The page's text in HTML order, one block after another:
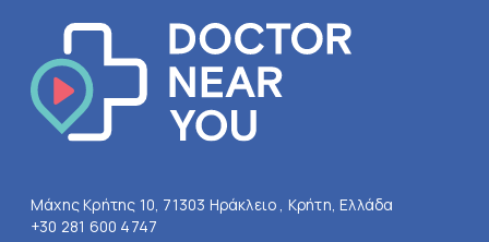
Μάχης Κρήτης 10, 71303 Ηράκλειο , Κρήτη, Ελλάδα
+30 281 600 4747